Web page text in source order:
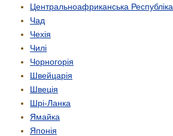
Центрально­африканська Республіка
Чад
Чехія
Чилі
Чорногорія
Швейцарія
Швеція
Шрі-Ланка
Ямайка
Японія